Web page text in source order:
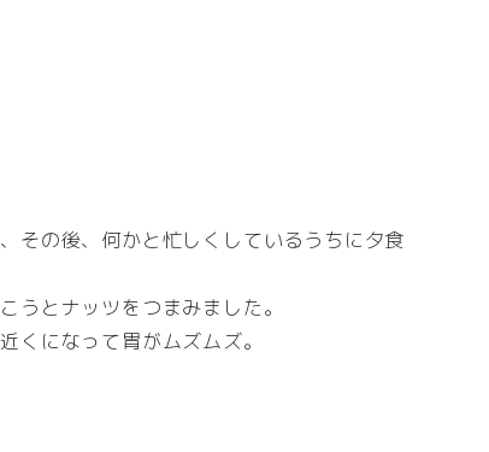
その後、何かと忙しくしているうちに夕食
うとナッツをつまみました。
くになって胃がムズムズ。